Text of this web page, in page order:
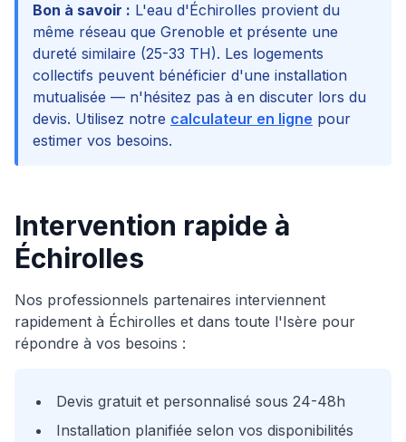
Bon à savoir : L'eau d'Échirolles provient du
même réseau que Grenoble et présente une
dureté similaire (25-33 TH). Les logements
collectifs peuvent bénéficier d'une installation
mutualisée — n'hésitez pas à en discuter lors du
devis. Utilisez notre calculateur en ligne pour
estimer vos besoins.
Intervention rapide à
Échirolles
Nos professionnels partenaires interviennent
rapidement à Échirolles et dans toute l'Isère pour
répondre à vos besoins :
Devis gratuit et personnalisé sous 24-48h
Installation planifiée selon vos disponibilités